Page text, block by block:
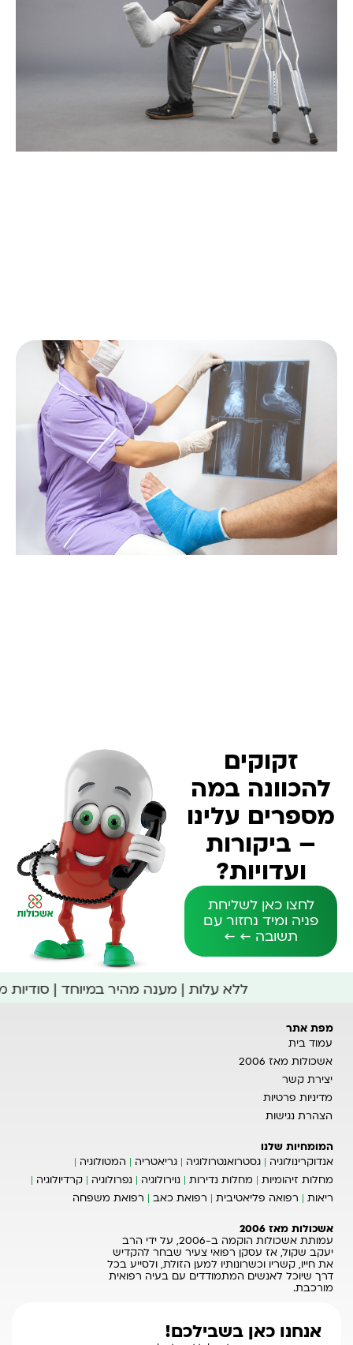
זקוקים
להכוונה במה
מספרים עלינו
– ביקורות
ועדויות?
לחצו כאן לשליחת
פניה ומיד נחזור עם
תשובה ← ←
ללא עלות | מענה מהיר במיוחד |
מפת אתר
עמוד בית
אשכולות מאז 2006
יצירת קשר
מדיניות פרטיות
הצהרת נגישות
המומחיות שלנו
אנדוקרינולוגיה
גסטרואנטרולוגיה גריאטריה
המטולוגיה
מחלות זיהומיות
מחלות נדירות נוירולוגיה נפרולוגיה
קרדיולוגיה
ריאות
רפואה פליאטיבית רפואת כאב רפואת משפחה
אשכולות מאז 2006
עמותת אשכולות הוקמה ב-2006, על ידי הרב
יעקב שקול, אז עסקן רפואי צעיר שבחר להקדיש
את חייו, קשריו וכשרונותיו למען הזולת, ולסייע בכל
דרך שיוכל לאנשים המתמודדים עם בעיה רפואית
מורכבת.
אנחנו כאן בשבילכם!